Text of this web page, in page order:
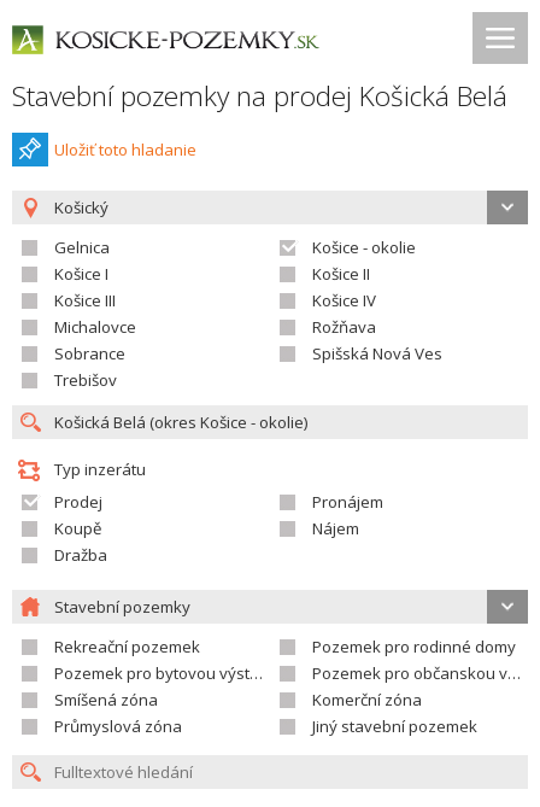
Stavební pozemky na prodej Košická Belá
Uložiť toto hladanie
Košický
Gelnica
Košice - okolie
Košice I
Košice II
Košice III
Košice IV
Michalovce
Rožňava
Sobrance
Spišská Nová Ves
Trebišov
Typ inzerátu
Prodej
Pronájem
Koupě
Nájem
Dražba
Stavební pozemky
Rekreační pozemek
Pozemek pro rodinné domy
Pozemek pro bytovou výstavbu
Pozemek pro občanskou vybavenost
Smíšená zóna
Komerční zóna
Průmyslová zóna
Jiný stavební pozemek